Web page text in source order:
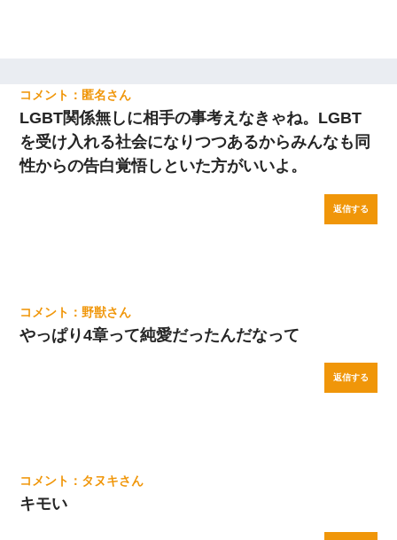
匿名
LGBT関係無しに相手の事考えなきゃね。LGBT
を受け入れる社会になりつつあるからみんなも同
性からの告白覚悟しといた方がいいよ。
返信する
野獣
やっぱり4章って純愛だったんだなって
返信する
タヌキ
キモい